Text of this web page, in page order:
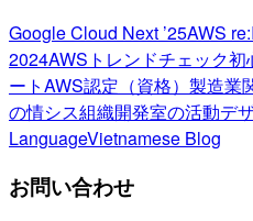
Google Cloud Next ’25AWS
2024AWSトレンドチェック初
ートAWS認定（資格） 製造業
の情シス組織開発室の活動デ
LanguageVietnamese Blog
お問い合わせ